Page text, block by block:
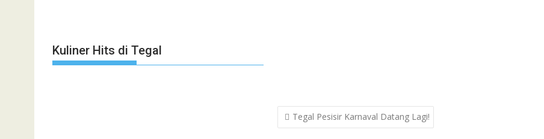
Post
navigation
Tegal Pesisir Karnaval Datang Lagi!
Kuliner Hits di Tegal